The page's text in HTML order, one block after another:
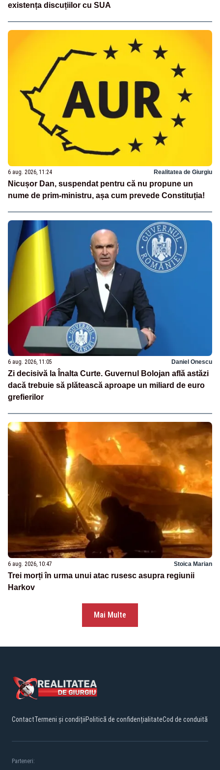
existența discuțiilor cu SUA
6 aug. 2026, 11:24 Realitatea de Giurgiu
Nicușor Dan, suspendat pentru că nu propune un
nume de prim-ministru, așa cum prevede Constituția!
6 aug. 2026, 11:05 Daniel Onescu
Zi decisivă la Înalta Curte. Guvernul Bolojan află astăzi
dacă trebuie să plătească aproape un miliard de euro
grefierilor
6 aug. 2026, 10:47 Stoica Marian
Trei morți în urma unui atac rusesc asupra regiunii
Harkov
Mai Multe
ContactTermeni și condițiiPolitică de confidențialitateCod de conduită
Parteneri: